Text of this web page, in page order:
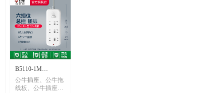
B5110-1M
B5120/B5220/B5330-
公牛插座、公牛拖
线板、公牛插座